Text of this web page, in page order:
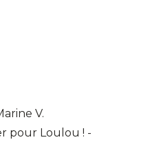
V.
pour Loulou ! -